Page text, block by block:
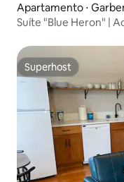
Apartamento ⋅
Suíte "Blue Heron" |
Superhost
Superhost